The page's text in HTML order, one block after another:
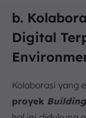
b.
Digital
Kolaborasi yang
proyek